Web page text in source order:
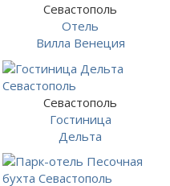
Севастополь
Отель
Вилла Венеция
Севастополь
Гостиница
Дельта